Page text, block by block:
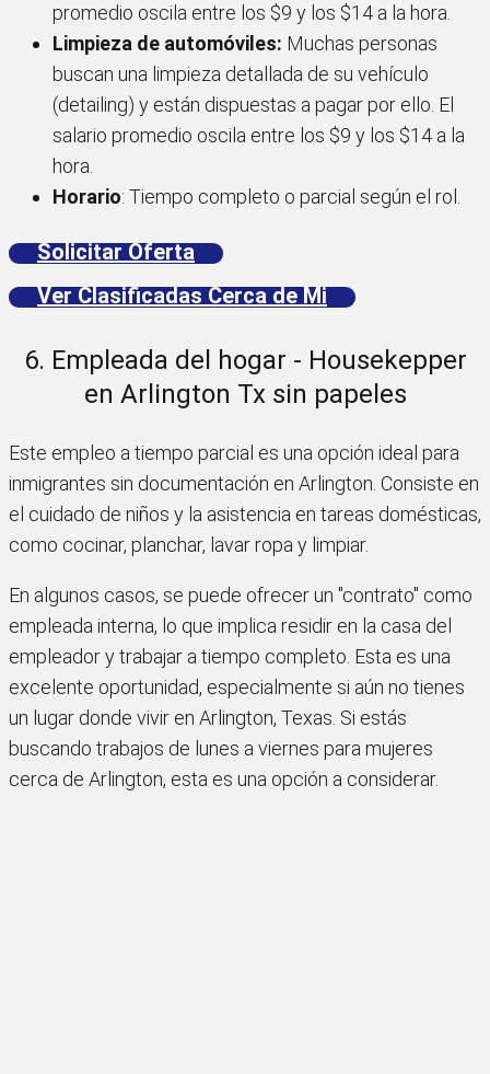
promedio oscila entre los $9 y los $14 a la hora.
Limpieza de automóviles: Muchas personas
buscan una limpieza detallada de su vehículo
(detailing) y están dispuestas a pagar por ello. El
salario promedio oscila entre los $9 y los $14 a la
hora.
Horario: Tiempo completo o parcial según el rol.
Solicitar Oferta
Ver Clasificadas Cerca de Mi
6. Empleada del hogar - Housekepper
en Arlington Tx sin papeles
Este empleo a tiempo parcial es una opción ideal para
inmigrantes sin documentación en Arlington. Consiste en
el cuidado de niños y la asistencia en tareas domésticas,
como cocinar, planchar, lavar ropa y limpiar.
En algunos casos, se puede ofrecer un "contrato" como
empleada interna, lo que implica residir en la casa del
empleador y trabajar a tiempo completo. Esta es una
excelente oportunidad, especialmente si aún no tienes
un lugar donde vivir en Arlington, Texas. Si estás
buscando trabajos de lunes a viernes para mujeres
cerca de Arlington, esta es una opción a considerar.